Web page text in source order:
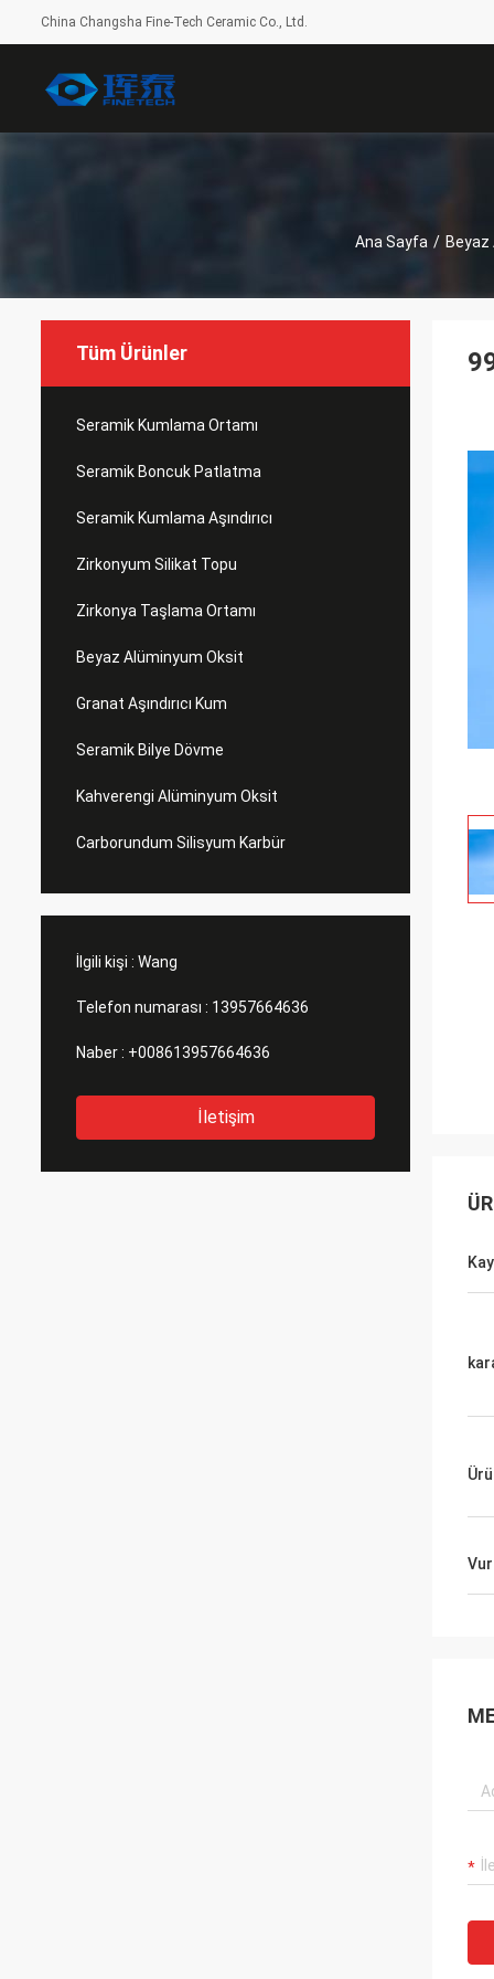
China Changsha Fine-Tech Ceramic Co., Ltd.
Ana Sayfa / Beyaz
Tüm Ürünler
Seramik Kumlama Ortamı
Seramik Boncuk Patlatma
Seramik Kumlama Aşındırıcı
Zirkonyum Silikat Topu
Zirkonya Taşlama Ortamı
Beyaz Alüminyum Oksit
Granat Aşındırıcı Kum
Seramik Bilye Dövme
Kahverengi Alüminyum Oksit
Carborundum Silisyum Karbür
İlgili kişi : Wang
Telefon numarası : 13957664636
Naber : +008613957664636
İletişim